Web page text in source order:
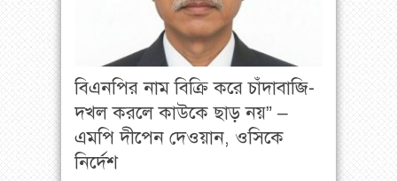
বিএনপির নাম বিক্রি করে চাঁদাবাজি-
দখল করলে কাউকে ছাড় নয়” –
এমপি দীপেন দেওয়ান, ওসিকে
নির্দেশ